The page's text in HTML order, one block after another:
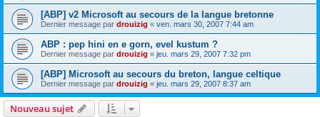
[ABP] v2 Microsoft au secours de la langue bretonne
Dernier message par drouizig « ven. mars 30, 2007 7:44 am
ABP : pep hini en e gorn, evel kustum ?
Dernier message par drouizig « jeu. mars 29, 2007 7:32 pm
[ABP] Microsoft au secours du breton, langue celtique
Dernier message par drouizig « jeu. mars 29, 2007 8:37 am
Nouveau sujet